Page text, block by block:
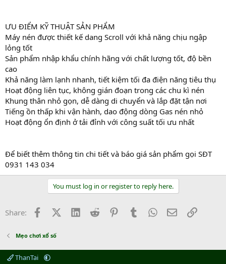
ƯU ĐIỂM KỸ THUẬT SẢN PHẨM
Máy nén được thiết kế dang Scroll với khả năng chịu ngập
lỏng tốt
Sản phẩm nhập khẩu chính hãng với chất lượng tốt, độ bền
cao
Khả năng làm lạnh nhanh, tiết kiệm tối đa điện năng tiêu thụ
Hoạt động liên tục, không gián đoạn trong các chu kì nén
Khung thân nhỏ gọn, dễ dàng di chuyển và lắp đặt tận nơi
Tiếng ồn thấp khi vận hành, dao động dòng Gas nén nhỏ
Hoạt động ổn định ở tải đỉnh với công suất tối ưu nhất
Để biết thêm thông tin chi tiết và báo giá sản phẩm gọi SĐT
0931 143 034
You must log in or register to reply here.
Share: FacebookX (Twitter)
LinkedInReddit PinterestTumblrWhatsApp
EmailLink
Mẹo chơi xổ số
ThanTai